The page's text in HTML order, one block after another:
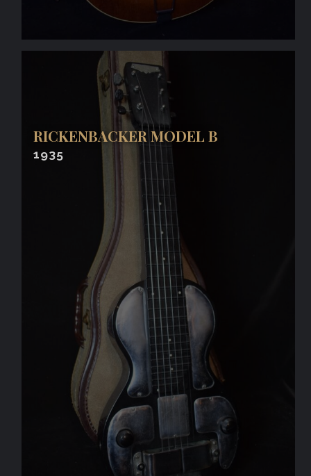
RICKENBACKER MODEL B
1935